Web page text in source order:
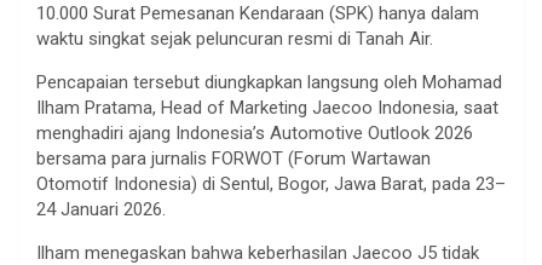
10.000 Surat Pemesanan Kendaraan (SPK) hanya dalam
waktu singkat sejak peluncuran resmi di Tanah Air.
Pencapaian tersebut diungkapkan langsung oleh Mohamad
Ilham Pratama, Head of Marketing Jaecoo Indonesia, saat
menghadiri ajang Indonesia’s Automotive Outlook 2026
bersama para jurnalis FORWOT (Forum Wartawan
Otomotif Indonesia) di Sentul, Bogor, Jawa Barat, pada 23–
24 Januari 2026.
Ilham menegaskan bahwa keberhasilan Jaecoo J5 tidak